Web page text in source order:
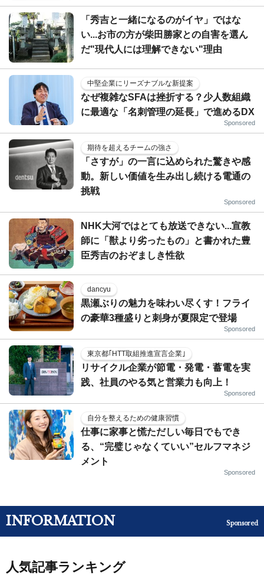
「秀吉と一緒になるのがイヤ」ではな
い...お市の方が柴田勝家との自害を選ん
だ"現代人には理解できない"理由
中堅企業にリーズナブルな新提案
なぜ複雑なSFAは挫折する？少人数組織
に最適な「名刺管理の延長」で進めるDX
Sponsored
期待を超えるチームの強さ
「さすが」の一言に込められた驚きや感
動。新しい価値を生み出し続ける電通の
挑戦
Sponsored
NHK大河ではとても放送できない...宣教
師に「獣より劣ったもの」と書かれた豊
臣秀吉のおぞましき性欲
dancyu
黒瀬ぶりの魅力を味わい尽くす！フライ
の豪華3種盛りと刺身が夏限定で登場
Sponsored
東京都｢HTT取組推進宣言企業｣
リサイクル企業が節電・発電・蓄電を実
践、社員のやる気と営業力も向上！
Sponsored
自分を整えるための健康習慣
仕事に家事と慌ただしい毎日でもでき
る、“完璧じゃなくていい”セルフマネジ
メント
Sponsored
INFORMATION Sponsored
人気記事ランキング